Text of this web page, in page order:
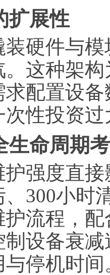
扩展性
硬件与
。这种架
配置设
性投资
生命周期
强度直
300小时
流程，
设备衰
停机时间